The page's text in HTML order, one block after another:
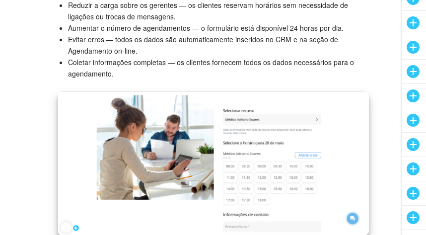
Reduzir a carga sobre os gerentes — os clientes reservam horários sem necessidade de
ligações ou trocas de mensagens.
Aumentar o número de agendamentos — o formulário está disponível 24 horas por dia.
Evitar erros — todos os dados são automaticamente inseridos no CRM e na seção de
Agendamento on-line.
Coletar informações completas — os clientes fornecem todos os dados necessários para o
agendamento.